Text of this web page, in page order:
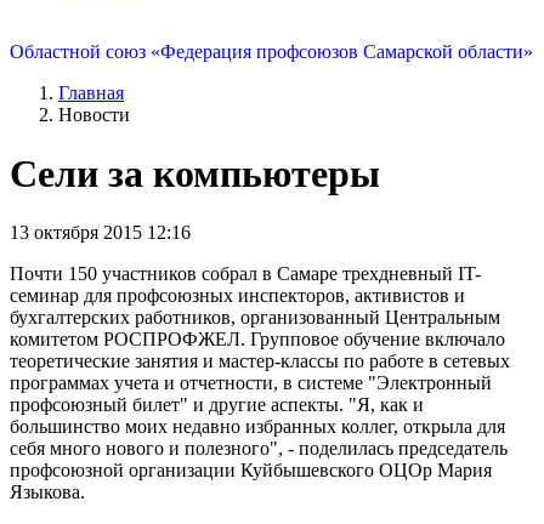
Областной союз «Федерация профсоюзов Самарской области»
Главная
Новости
Сели за компьютеры
13 октября 2015 12:16
Почти 150 участников собрал в Самаре трехдневный IT-
семинар для профсоюзных инспекторов, активистов и
бухгалтерских работников, организованный Центральным
комитетом РОСПРОФЖЕЛ. Групповое обучение включало
теоретические занятия и мастер-классы по работе в сетевых
программах учета и отчетности, в системе "Электронный
профсоюзный билет" и другие аспекты. "Я, как и
большинство моих недавно избранных коллег, открыла для
себя много нового и полезного", - поделилась председатель
профсоюзной организации Куйбышевского ОЦОр Мария
Языкова.